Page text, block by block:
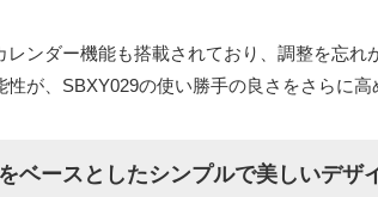
レンダー機能も搭載されており、調整を忘れ
が、SBXY029の使い勝手の良さをさらに高
ベースとしたシンプルで美しいデザ